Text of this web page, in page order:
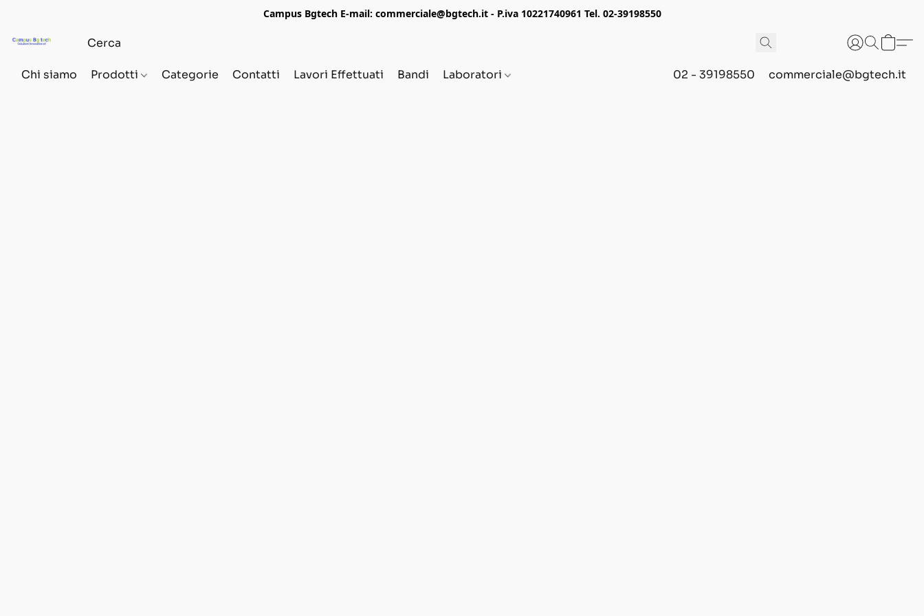
Campus Bgtech E-mail: commerciale@bgtech.it - P.iva 10221740961 Tel. 02-39198550
Chi siamo Prodotti Categorie Contatti Lavori Effettuati Bandi Laboratori 02 - 39198550 commerciale@bgtech.it